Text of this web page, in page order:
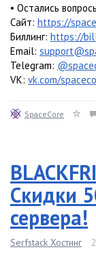
• Остались
Сайт: https://
Биллинг: https://
Email:
Telegram:
VK: vk.com/
SpaceCore
Скидки
сервера!
Serfstack Хостинг